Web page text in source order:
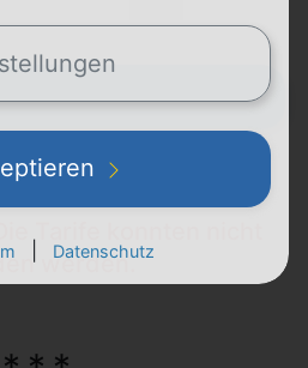
Tarif
Tarife konnten nicht
werden.
Datenschutz